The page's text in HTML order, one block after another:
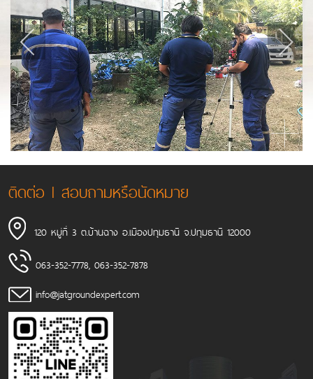
ติดต่อ l สอบถามหรือนัดหมาย
120 หมู่ที่ 3 ต.บ้านฉาง อ.เมืองปทุมธานี จ.ปทุมธานี 12000
063-352-7778, 063-352-7878
info@jatgroundexpert.com